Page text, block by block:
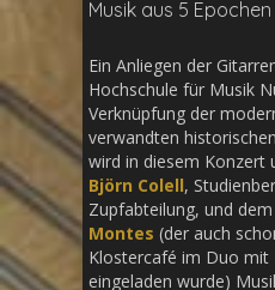
Musik aus 5 Epochen
Ein Anliegen der
Hochschule für Musik
Verknüpfung der
verwandten
wird in diesem Konzert
Björn Colell,
Zupfabteilung, und
Montes (der auch
Klostercafé im Duo mit
eingeladen wurde)